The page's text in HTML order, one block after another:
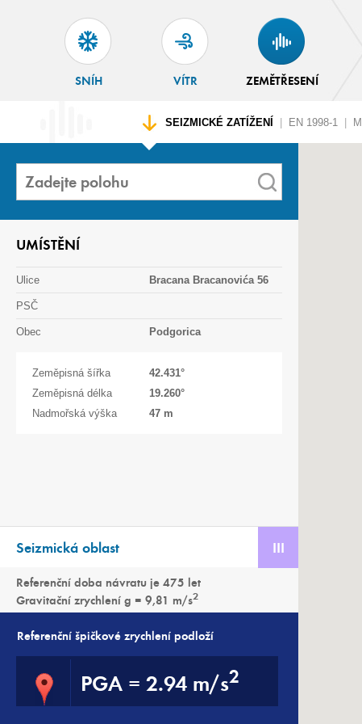
SNÍH
VÍTR ZEMĚTŘESENÍ
SEIZMICKÉ ZATÍŽENÍ EN 1998-1
UMÍSTĚNÍ
Ulice Bracana Bracanovića 56
PSČ
Obec Podgorica
Zeměpisná šířka 42.431°
Zeměpisná délka
19.260°
Nadmořská výška
47 m
Seizmická oblast III
Referenční doba návratu je 475 let
Gravitační zrychlení g = 9,81 m/s2
Referenční špičkové zrychlení podloží
PGA = 2.94 m/s2